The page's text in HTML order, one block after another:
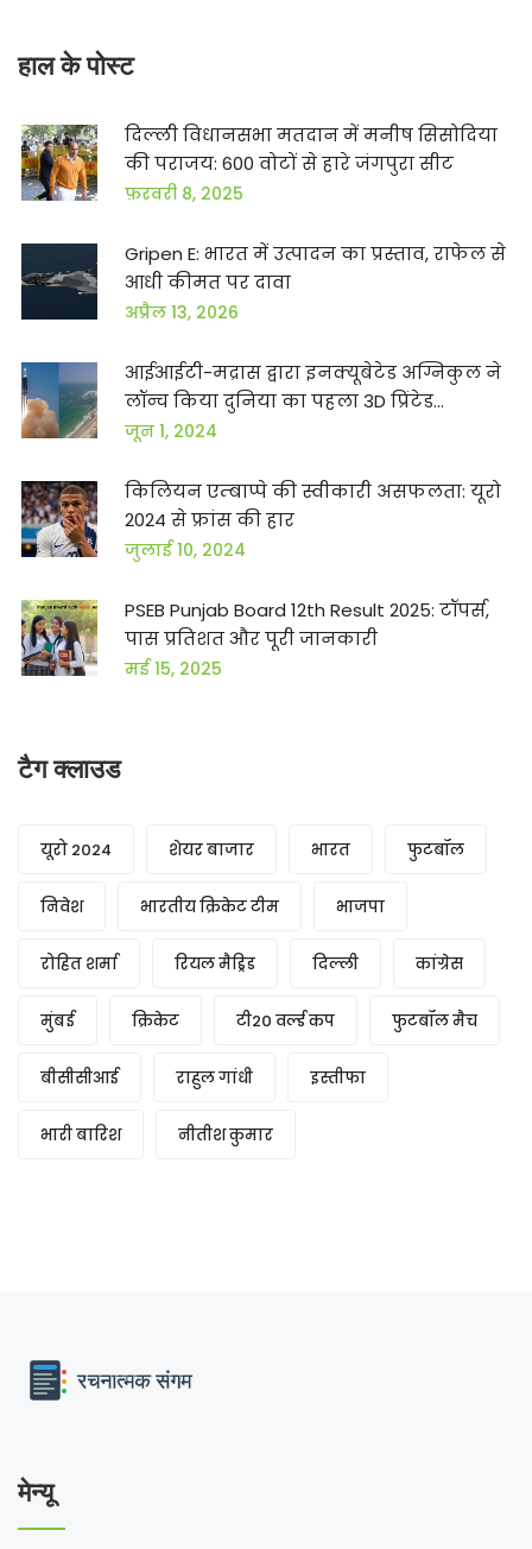
हाल के पोस्ट
दिल्ली विधानसभा मतदान में मनीष सिसोदिया
की पराजय: 600 वोटों से हारे जंगपुरा सीट
फ़रवरी 8, 2025
Gripen E: भारत में उत्पादन का प्रस्ताव, राफेल से
आधी कीमत पर दावा
अप्रैल 13, 2026
आईआईटी-मद्रास द्वारा इनक्यूबेटेड अग्निकुल ने
लॉन्च किया दुनिया का पहला 3D प्रिंटेड
सेमिक्रायोजेनिक रॉकेट इंजन
जून 1, 2024
किलियन एम्बाप्पे की स्वीकारी असफलता: यूरो
2024 से फ्रांस की हार
जुलाई 10, 2024
PSEB Punjab Board 12th Result 2025: टॉपर्स,
पास प्रतिशत और पूरी जानकारी
मई 15, 2025
टैग क्लाउड
यूरो 2024 शेयर बाजार भारत फुटबॉल
निवेश भारतीय क्रिकेट टीम भाजपा
रोहित शर्मा रियल मैड्रिड दिल्ली कांग्रेस
मुंबई क्रिकेट टी20 वर्ल्ड कप फुटबॉल मैच
बीसीसीआई राहुल गांधी इस्तीफा
भारी बारिश नीतीश कुमार
मेन्यू